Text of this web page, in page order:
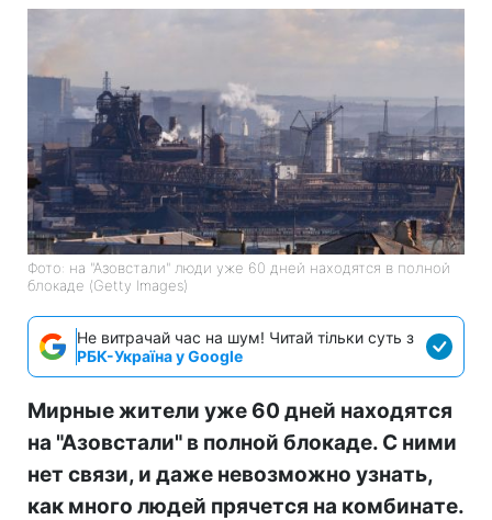
Фото: на "Азовстали" люди уже 60 дней находятся в полной
блокаде (Getty Images)
Не витрачай час на шум! Читай тільки суть з
РБК-Україна у Google
Мирные жители уже 60 дней находятся
на "Азовстали" в полной блокаде. С ними
нет связи, и даже невозможно узнать,
как много людей прячется на комбинате.